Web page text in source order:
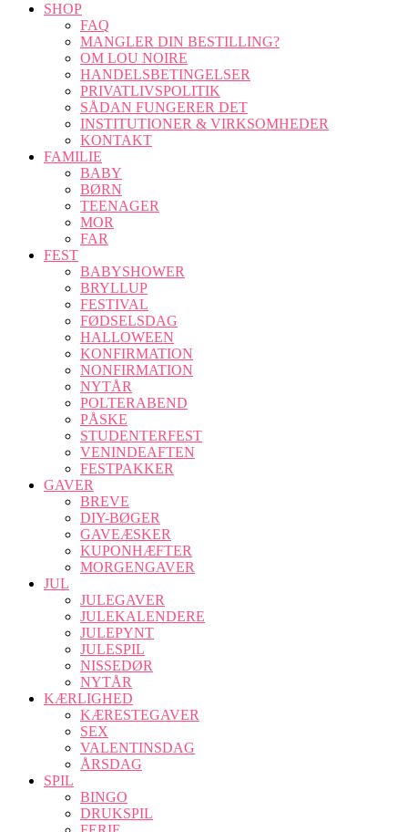
SHOP
FAQ
MANGLER DIN BESTILLING?
OM LOU NOIRE
HANDELSBETINGELSER
PRIVATLIVSPOLITIK
SÅDAN FUNGERER DET
INSTITUTIONER & VIRKSOMHEDER
KONTAKT
FAMILIE
BABY
BØRN
TEENAGER
MOR
FAR
FEST
BABYSHOWER
BRYLLUP
FESTIVAL
FØDSELSDAG
HALLOWEEN
KONFIRMATION
NONFIRMATION
NYTÅR
POLTERABEND
PÅSKE
STUDENTERFEST
VENINDEAFTEN
FESTPAKKER
GAVER
BREVE
DIY-BØGER
GAVEÆSKER
KUPONHÆFTER
MORGENGAVER
JUL
JULEGAVER
JULEKALENDERE
JULEPYNT
JULESPIL
NISSEDØR
NYTÅR
KÆRLIGHED
KÆRESTEGAVER
SEX
VALENTINSDAG
ÅRSDAG
SPIL
BINGO
DRUKSPIL